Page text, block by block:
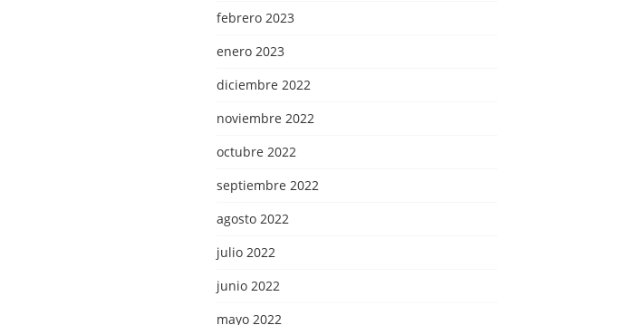
febrero 2023
enero 2023
diciembre 2022
noviembre 2022
octubre 2022
septiembre 2022
agosto 2022
julio 2022
junio 2022
mayo 2022